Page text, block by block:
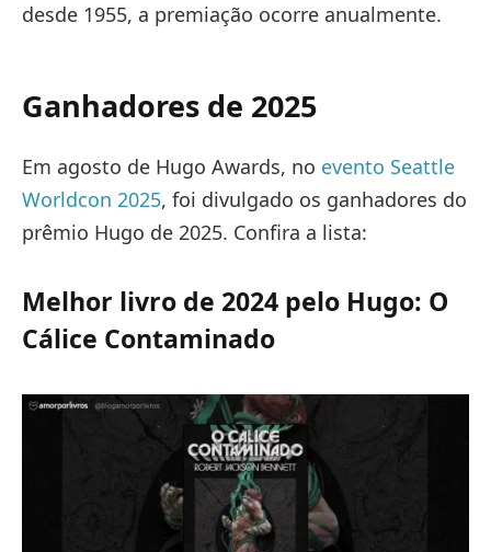
desde 1955, a premiação ocorre anualmente.
Ganhadores de 2025
Em agosto de Hugo Awards, no evento Seattle
Worldcon 2025, foi divulgado os ganhadores do
prêmio Hugo de 2025. Confira a lista:
Melhor livro de 2024 pelo Hugo: O
Cálice Contaminado